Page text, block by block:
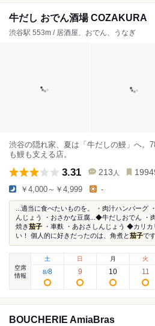
牛だし おでん酒場 COZAKURA
渋谷駅 553m / 居酒屋、おでん、うなぎ
渋谷の隠れ家、夏は「牛だしの鰻」へ。
も鰻も支える店。
3.31 213 人
￥4,000～￥4,999 -
...適当に食べたいものを。 ・肉汁ハンバーグ
んじょう ・おさかな豆腐...◆牛だしおでん ・
焼き茄子 ・車麩 ・あおさしんじょう ◆カリ
い！ 個人的に好きだったのは、角煮と茄子です
空席
情報
土
8/8
日
9
月
10
火
11
BOUCHERIE AmiaBras